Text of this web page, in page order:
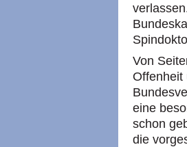
Von
Offenheit
eine
schon
die